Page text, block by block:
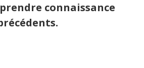
connaissance